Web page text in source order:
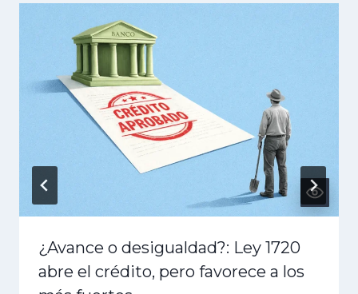
¿Avance o desigualdad?: Ley 1720
abre el crédito, pero favorece a los